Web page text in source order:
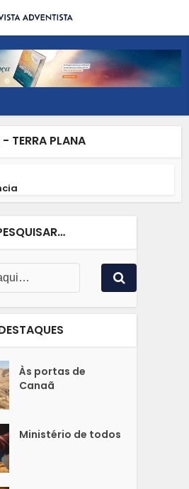
TERRA PLANA
Às portas de
Canaã
Ministério de todos